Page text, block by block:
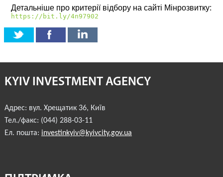
РЕАЛІЗОВАНІ ПРОЄКТИ МІСТА
ЗВІТ 2020
ЗВІТ 2021
ЗВІТ 2022
ЗВІТ 2023
Детальніше про критерії відбору на сайті Мінрозвитку:
https://bit.ly/4n97902
KYIV INVESTMENT AGENCY
Адрес: вул. Хрещатик 36, Київ
Тел./факс: (044) 288-03-11
Ел. пошта: investinkyiv@kyivcity.gov.ua